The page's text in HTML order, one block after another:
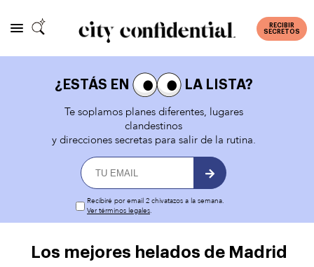
RECIBIR
SECRETOS
¿ESTÁS EN
LA LISTA?
Te soplamos planes diferentes, lugares
clandestinos
y direcciones secretas para salir de la rutina.
Recibiré por email 2 chivatazos a la semana.
Ver términos legales.
Los mejores helados de Madrid